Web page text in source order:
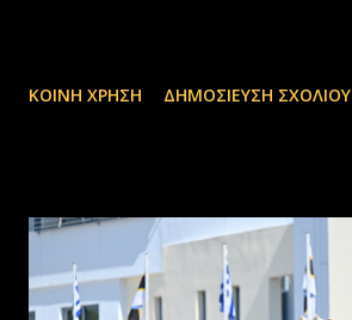
ΚΟΙΝΉ ΧΡΉΣΗ ΔΗΜΟΣΊΕΥΣΗ ΣΧΟΛΊΟΥ